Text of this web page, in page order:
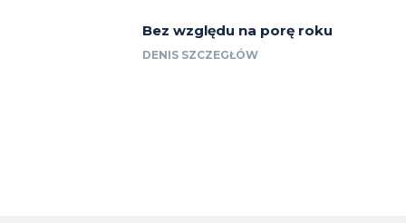
Bez względu na porę roku
DENIS SZCZEGŁÓW